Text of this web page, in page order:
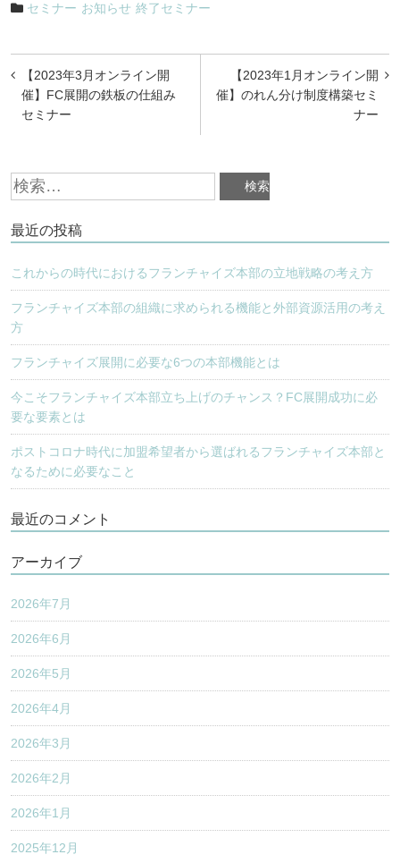
セミナー お知らせ 終了セミナー
投
稿
ナ
ゲ
シ
ョ
ン
【2023年1月オンライン開
催】のれん分け制度構築セミ
ナー
【2023年3月オンライン開
催】FC展開の鉄板の仕組み
セミナー
検
索:
最近の投稿
これからの時代におけるフランチャイズ本部の立地戦略の考え方
フランチャイズ本部の組織に求められる機能と外部資源活用の考え
方
フランチャイズ展開に必要な6つの本部機能とは
今こそフランチャイズ本部立ち上げのチャンス？FC展開成功に必
要な要素とは
ポストコロナ時代に加盟希望者から選ばれるフランチャイズ本部と
なるために必要なこと
最近のコメント
アーカイブ
2026年7月
2026年6月
2026年5月
2026年4月
2026年3月
2026年2月
2026年1月
2025年12月